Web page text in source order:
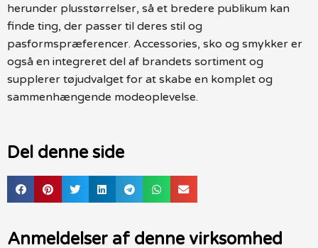
herunder plusstørrelser, så et bredere publikum kan
finde ting, der passer til deres stil og
pasformspræferencer. Accessories, sko og smykker er
også en integreret del af brandets sortiment og
supplerer tøjudvalget for at skabe en komplet og
sammenhængende modeoplevelse.
Del denne side
Anmeldelser af denne virksomhed